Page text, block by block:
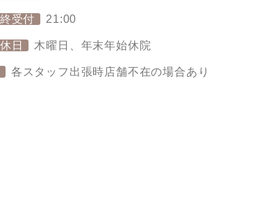
受付 21:00
日 木曜日、年末年始休院
各スタッフ出張時店舗不在の場合あり